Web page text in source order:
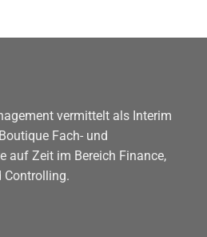
vermittelt als Interim
Fach- und
auf Zeit im Bereich Finance,
Controlling.